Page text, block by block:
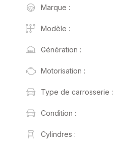
Marque :
Modèle :
Génération :
Motorisation :
Type de carrosserie :
Condition :
Cylindres :